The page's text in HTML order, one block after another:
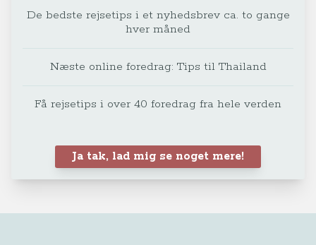
De bedste rejsetips i et nyhedsbrev ca. to gange
hver måned
Næste online foredrag: Tips til Thailand
Få rejsetips i over 40 foredrag fra hele verden
Ja tak, lad mig se noget mere!